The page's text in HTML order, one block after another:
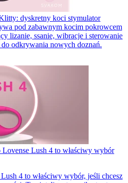
dyskretny koci stymulator
pod zabawnym kocim pokrowcem
lizanie, ssanie, wibracje i sterowanie
odkrywania nowych doznań.
Lovense Lush 4 to właściwy wybór
4 to właściwy wybór, jeśli chcesz